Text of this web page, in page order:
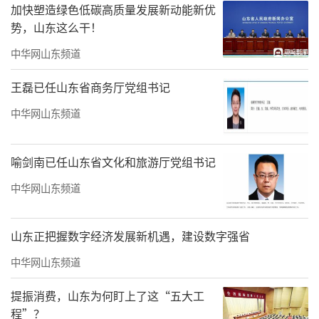
多元融合打造全龄旅居社区
建邦·悠然学苑创新性提出“学苑式全龄
康养旅居社区”理念，将健康医疗、高端酒店
与多元休闲业态深度融合。项目精心规划运动
健康区、文艺学习区和静谧休闲区三大功能空
间，配备室内网球场、天然温泉泡池、专业教
加快塑造绿色低碳高质量发展新动能新优
势，山东这么干！
中华网山东频道
王磊已任山东省商务厅党组书记
中华网山东频道
喻剑南已任山东省文化和旅游厅党组书记
中华网山东频道
山东正把握数字经济发展新机遇，建设数字强省
中华网山东频道
提振消费，山东为何盯上了这“五大工
程”？